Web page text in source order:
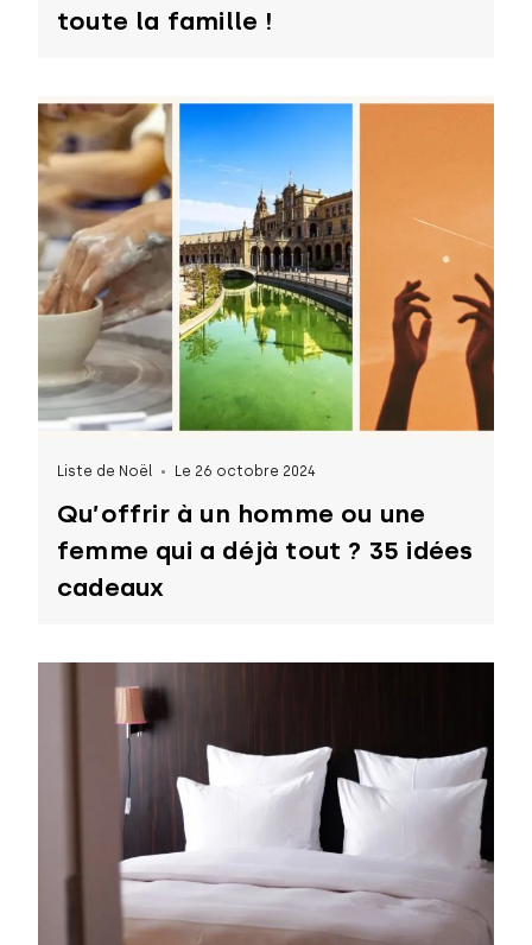
toute la famille !
Liste de Noël Le 26 octobre 2024
Qu’offrir à un homme ou une
femme qui a déjà tout ? 35 idées
cadeaux